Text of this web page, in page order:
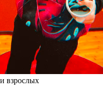
взрослых